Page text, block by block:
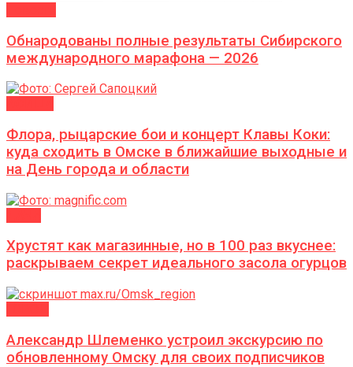
Обнародованы полные результаты Сибирского
международного марафона — 2026
Флора, рыцарские бои и концерт Клавы Коки:
куда сходить в Омске в ближайшие выходные и
на День города и области
Хрустят как магазинные, но в 100 раз вкуснее:
раскрываем секрет идеального засола огурцов
Александр Шлеменко устроил экскурсию по
обновленному Омску для своих подписчиков